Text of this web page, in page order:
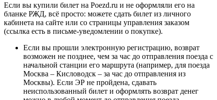
Если вы купили билет на Poezd.ru и не оформляли его на
бланке РЖД, всё просто: можете сдать билет из личного
кабинета на сайте или со страницы управления заказом
(ссылка есть в письме-уведомлении о покупке).
Если вы прошли электронную регистрацию, возврат
возможен не позднее, чем за час до отправления поезда с
начальной станции его маршрута (например, для поезда
Москва – Кисловодск – за час до отправления из
Москвы). Если ЭР не пройдена, сдавать
неиспользованный билет и оформлять возврат денег